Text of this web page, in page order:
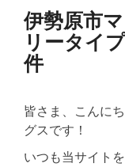
伊勢原市
リータイ
件
皆さま、こんに
グスです！
いつも当サイト